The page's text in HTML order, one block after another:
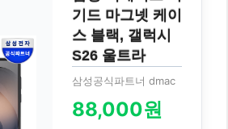
기드 마그넷 케이
스 블랙, 갤럭시
S26 울트라
삼성공식파트너 dmac
88,000원